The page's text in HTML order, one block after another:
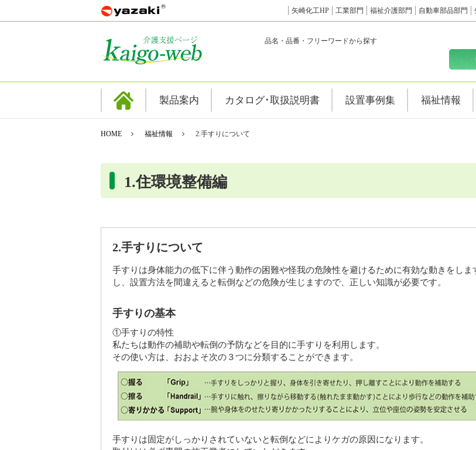
矢崎化工HP 工業部門 福祉介護部門 自動車部品部門
品名・品番・フリーワードから探す
製品案内 カタログ･取扱説明書 設置事例集 福祉情報
HOME 福祉情報 2.手すりについて
1.住環境整備編
2.手すりについて
手すりは身体能力の低下に伴う動作の困難や怪我の危険性を避けるために有効な動きをしま
し、設置方法を間違えると転倒などの危険が生じますので、正しい知識が必要です。
手すりの基本
①手すりの特性
私たちは動作の補助や転倒の予防などを目的に手すりを利用します。
その使い方は、おおよそ次の３つに分類することができます。
手すりは固定がしっかりされていないと転倒などによりケガの原因になります。